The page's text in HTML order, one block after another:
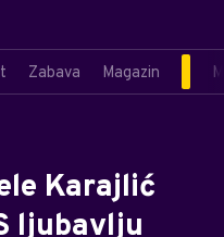
Zabava Magazin
Karajlić
ljubavlju